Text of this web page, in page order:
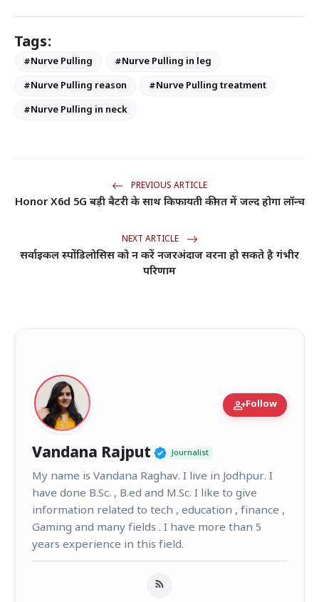
Tags:
#Nurve Pulling
#Nurve Pulling in leg
#Nurve Pulling reason
#Nurve Pulling treatment
#Nurve Pulling in neck
PREVIOUS ARTICLE
Honor X6d 5G बड़ी बैटरी के साथ किफायती कीमत में जल्द होगा लॉन्च
NEXT ARTICLE
सर्वाइकल स्पोंडिलोसिस को न करें नजरअंदाज वरना हो सकते है गंभीर
परिणाम
person_addFollow
Vandana Rajput Verified Public
Journalist
My name is Vandana Raghav. I live in Jodhpur. I
have done B.Sc. , B.ed and M.Sc. I like to give
information related to tech , education , finance ,
Gaming and many fields . I have more than 5
years experience in this field.